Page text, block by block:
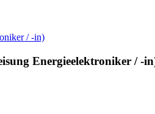
Energieelektroniker / -